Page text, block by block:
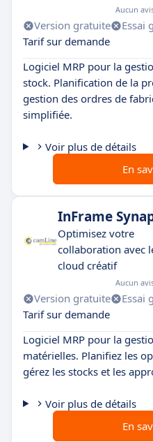
Aucun
Version gratuite Essai
Tarif sur demande
Logiciel MRP pour la
stock. Planification de la
gestion des ordres de
simplifiée.
Voir plus de détails
En
InFrame
Optimisez votre
collaboration avec
cloud créatif
Aucun
Version gratuite Essai
Tarif sur demande
Logiciel MRP pour la
matérielles. Planifiez les
gérez les stocks et les
Voir plus de détails
En